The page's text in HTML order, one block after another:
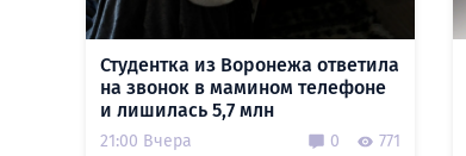
Студентка из Воронежа ответила
на звонок в мамином телефоне
и лишилась 5,7 млн
21:00 Вчера 0 771